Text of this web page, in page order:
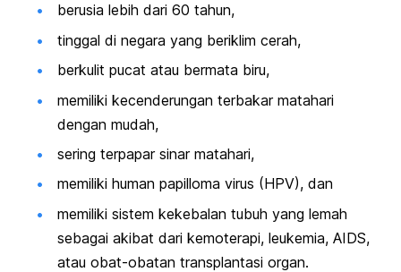
berusia lebih dari 60 tahun,
tinggal di negara yang beriklim cerah,
berkulit pucat atau bermata biru,
memiliki kecenderungan terbakar matahari
dengan mudah,
sering terpapar sinar matahari,
memiliki human papilloma virus (HPV), dan
memiliki sistem kekebalan tubuh yang lemah
sebagai akibat dari kemoterapi, leukemia, AIDS,
atau obat-obatan transplantasi organ.